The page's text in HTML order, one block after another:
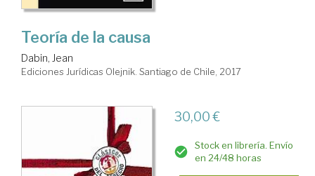
Teoría de la causa
Dabin, Jean
Ediciones Jurídicas Olejnik. Santiago de Chile, 2017
30,00 €
Stock en librería. Envío
en 24/48 horas